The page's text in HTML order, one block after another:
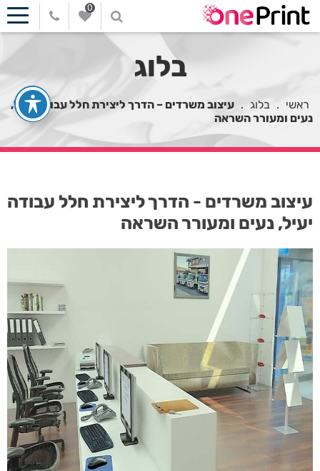
0
בלוג
ראשי . בלוג . עיצוב משרדים – הדרך ליצירת חלל עבודה יעיל,
נעים ומעורר השראה
עיצוב משרדים - הדרך ליצירת חלל עבודה
יעיל, נעים ומעורר השראה